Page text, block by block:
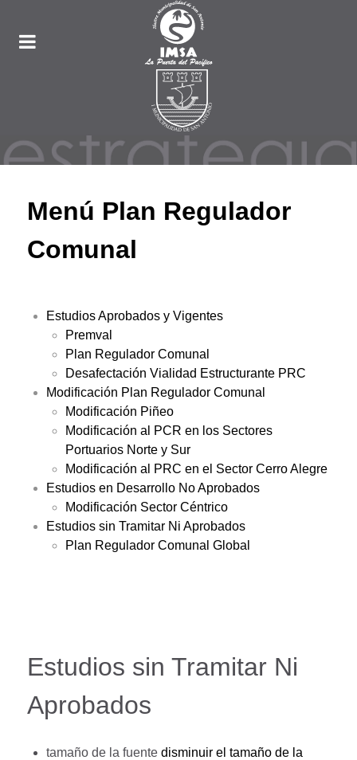
Menú Plan Regulador
Comunal
Estudios Aprobados y Vigentes
Premval
Plan Regulador Comunal
Desafectación Vialidad Estructurante PRC
Modificación Plan Regulador Comunal
Modificación Piñeo
Modificación al PCR en los Sectores
Portuarios Norte y Sur
Modificación al PRC en el Sector Cerro Alegre
Estudios en Desarrollo No Aprobados
Modificación Sector Céntrico
Estudios sin Tramitar Ni Aprobados
Plan Regulador Comunal Global
Estudios sin Tramitar Ni
Aprobados
tamaño de la fuente disminuir el tamaño de la